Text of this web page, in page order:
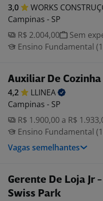
3,0 WORKS
Campinas - SP
R$ 2.004,00
Sem
Ensino Fundamental
Auxiliar De Cozinha
4,2
LLINEA
Campinas - SP
R$ 1.900,00 a R$
Ensino Fundamental
Vagas semelhantes
Gerente De Loja Jr
Swiss Park